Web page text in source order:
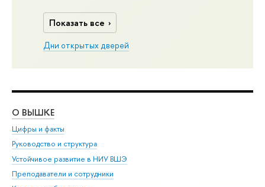
Показать все
Дни открытых дверей
О ВЫШКЕ
Цифры и факты
Руководство и структура
Устойчивое развитие в НИУ ВШЭ
Преподаватели и сотрудники